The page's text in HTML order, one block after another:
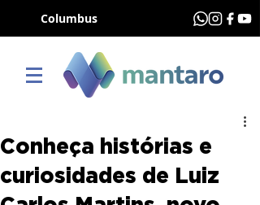
Columbus
Conheça histórias e
curiosidades de Luiz